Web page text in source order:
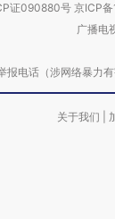
证090880号 京ICP
广播电
报电话（涉网络暴
关于我们